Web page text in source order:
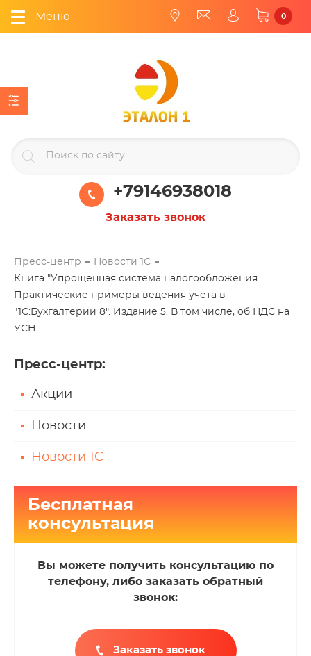
Меню 0
+79146938018
Заказать звонок
Пресс-центр
Новости 1С
Книга "Упрощенная система налогообложения.
Практические примеры ведения учета в
"1С:Бухгалтерии 8". Издание 5. В том числе, об НДС на
УСН
Пресс-центр:
Акции
Новости
Новости 1С
Бесплатная
консультация
Вы можете получить консультацию по
телефону, либо заказать обратный
звонок:
Заказать звонок